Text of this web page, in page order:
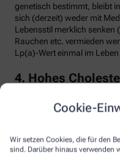
Cookie-
Wir setzen Cookies, die für den
sind. Darüber hinaus verwenden
genetisch bestimmt, bleibt
sich (derzeit) weder mit
Lebensstil merklich senken
Rauchen etc. vermieden
Lp(a)-Wert einmal im
4. Hohes
Falsch. Zwar steigt das
Hypercholesterinämie (FH)
erhöhte Blutfettwerte. Bei